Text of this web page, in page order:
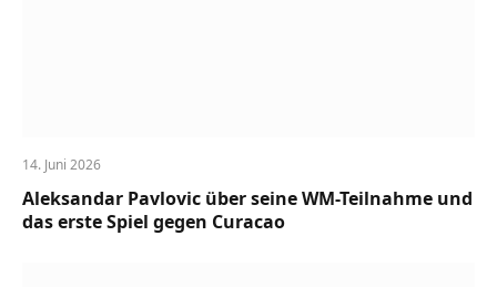
14. Juni 2026
Aleksandar Pavlovic über seine WM-Teilnahme und
das erste Spiel gegen Curacao